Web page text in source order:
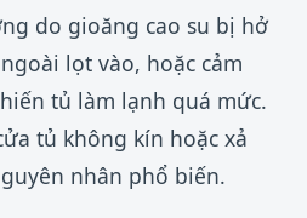
do gioăng cao su bị hở
lọt vào, hoặc cảm
tủ làm lạnh quá mức.
tủ không kín hoặc xả
nhân phổ biến.